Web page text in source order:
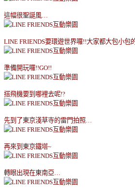
這幅很聖誕風
LINE FRIENDS要環遊世界囉!!大家都大包小包
準備開玩囉!!GO!!
搭飛機要到哪裡去呢!?
先到了東京淺草寺的雷門拍照
再來到東京鐵塔~
轉眼出現在東南亞